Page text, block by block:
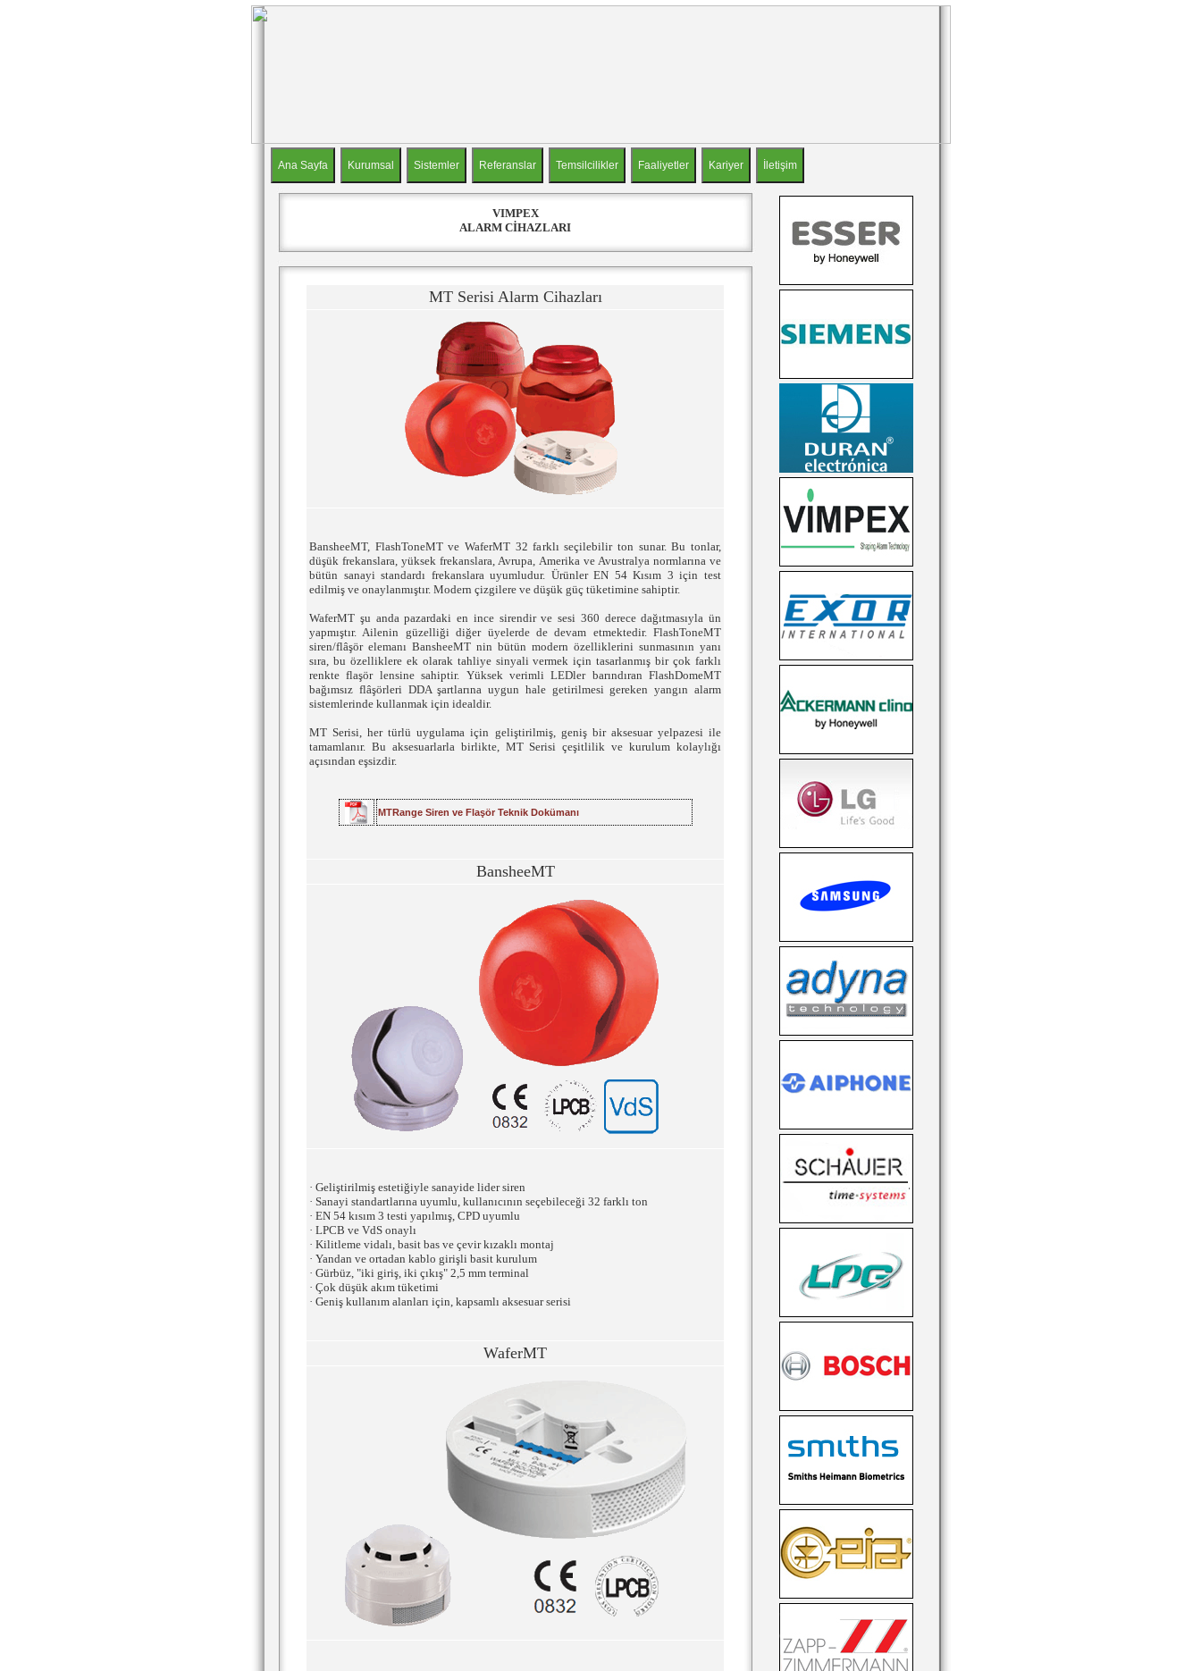
VIMPEX
ALARM CİHAZLARI
MT Serisi Alarm Cihazları
BansheeMT, FlashToneMT ve WaferMT 32 farklı seçilebilir ton sunar. Bu tonlar,
düşük frekanslara, yüksek frekanslara, Avrupa, Amerika ve Avustralya normlarına ve
bütün sanayi standardı frekanslara uyumludur. Ürünler EN 54 Kısım 3 için test
edilmiş ve onaylanmıştır. Modern çizgilere ve düşük güç tüketimine sahiptir.
WaferMT şu anda pazardaki en ince sirendir ve sesi 360 derece dağıtmasıyla ün
yapmıştır. Ailenin güzelliği diğer üyelerde de devam etmektedir. FlashToneMT
siren/flâşör elemanı BansheeMT nin bütün modern özelliklerini sunmasının yanı
sıra, bu özelliklere ek olarak tahliye sinyali vermek için tasarlanmış bir çok farklı
renkte flaşör lensine sahiptir. Yüksek verimli LEDler barındıran FlashDomeMT
bağımsız flâşörleri DDA şartlarına uygun hale getirilmesi gereken yangın alarm
sistemlerinde kullanmak için idealdir.
MT Serisi, her türlü uygulama için geliştirilmiş, geniş bir aksesuar yelpazesi ile
tamamlanır. Bu aksesuarlarla birlikte, MT Serisi çeşitlilik ve kurulum kolaylığı
açısından eşsizdir.
MTRange Siren ve Flaşör Teknik Dokümanı
BansheeMT
· Geliştirilmiş estetiğiyle sanayide lider siren
· Sanayi standartlarına uyumlu, kullanıcının seçebileceği 32 farklı ton
· EN 54 kısım 3 testi yapılmış, CPD uyumlu
· LPCB ve VdS onaylı
· Kilitleme vidalı, basit bas ve çevir kızaklı montaj
· Yandan ve ortadan kablo girişli basit kurulum
· Gürbüz, "iki giriş, iki çıkış" 2,5 mm terminal
· Çok düşük akım tüketimi
· Geniş kullanım alanları için, kapsamlı aksesuar serisi
WaferMT